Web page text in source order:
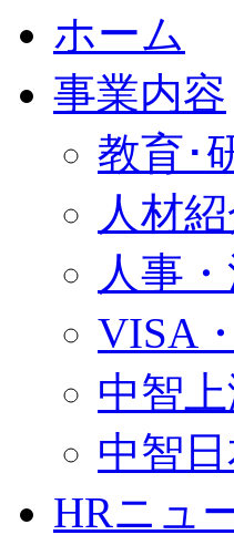
ホーム
事業内容
教育･
人材
人事
VISA
中智
中智
HRニュ